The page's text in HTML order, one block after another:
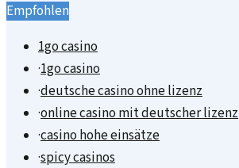
Empfohlen
1go casino
·1go casino
·deutsche casino ohne lizenz
·online casino mit deutscher lizenz
·casino hohe einsätze
·spicy casinos